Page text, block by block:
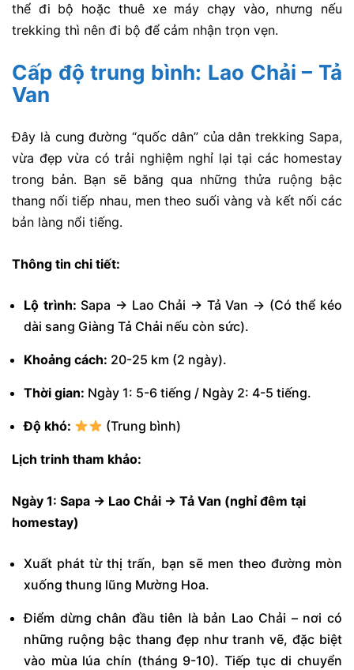
thể đi bộ hoặc thuê xe máy chạy vào, nhưng nếu
trekking thì nên đi bộ để cảm nhận trọn vẹn.
Cấp độ trung bình: Lao Chải – Tả
Van
Đây là cung đường “quốc dân” của dân trekking Sapa,
vừa đẹp vừa có trải nghiệm nghỉ lại tại các homestay
trong bản. Bạn sẽ băng qua những thửa ruộng bậc
thang nối tiếp nhau, men theo suối vàng và kết nối các
bản làng nổi tiếng.
Thông tin chi tiết:
Lộ trình: Sapa → Lao Chải → Tả Van → (Có thể kéo
dài sang Giàng Tả Chải nếu còn sức).
Khoảng cách: 20-25 km (2 ngày).
Thời gian: Ngày 1: 5-6 tiếng / Ngày 2: 4-5 tiếng.
Độ khó: (Trung bình)
Lịch trinh tham khảo:
Ngày 1: Sapa → Lao Chải → Tả Van (nghỉ đêm tại
homestay)
Xuất phát từ thị trấn, bạn sẽ men theo đường mòn
xuống thung lũng Mường Hoa.
Điểm dừng chân đầu tiên là bản Lao Chải – nơi có
những ruộng bậc thang đẹp như tranh vẽ, đặc biệt
vào mùa lúa chín (tháng 9-10). Tiếp tục di chuyển